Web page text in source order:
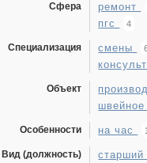
Сфера ремонт
пгс 4
Специализация смены
Объект
швейное
Особенности на час
Вид (должность) старший